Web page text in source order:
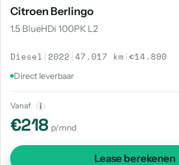
Citroen Berlingo
1.5 BlueHDi 100PK L2
Diesel | 2022 |47.017 km |€14.890
Direct leverbaar
Vanaf i
€218 p/mnd
Lease berekenen